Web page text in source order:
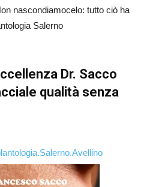
nascondiamocelo: tutto ciò ha
Salerno
Dr. Sacco
qualità senza